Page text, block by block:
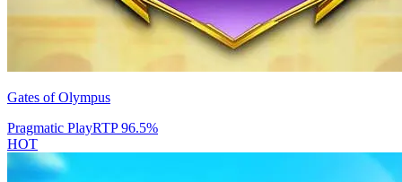
Gates of Olympus
Pragmatic PlayRTP96.5%
HOT